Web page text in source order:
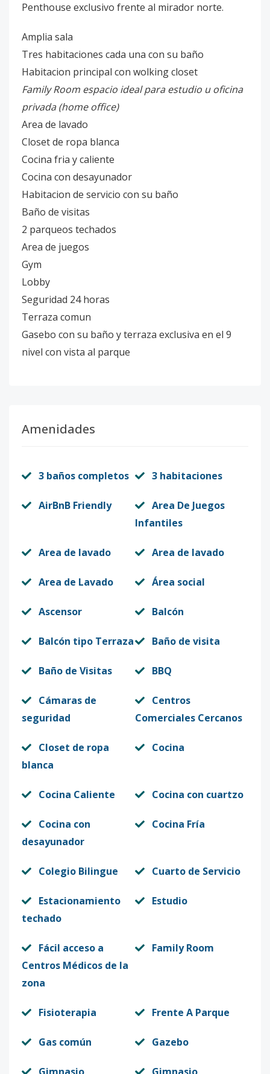
Penthouse exclusivo frente al mirador norte.
Amplia sala
Tres habitaciones cada una con su baño
Habitacion principal con wolking closet
Family Room espacio ideal para estudio u oficina
privada (home office)
Area de lavado
Closet de ropa blanca
Cocina fria y caliente
Cocina con desayunador
Habitacion de servicio con su baño
Baño de visitas
2 parqueos techados
Area de juegos
Gym
Lobby
Seguridad 24 horas
Terraza comun
Gasebo con su baño y terraza exclusiva en el 9
nivel con vista al parque
Amenidades
3 baños completos 3 habitaciones
AirBnB Friendly
Area De Juegos
Infantiles
Area de lavado Area de lavado
Area de Lavado Área social
Ascensor Balcón
Balcón tipo Terraza Baño de visita
Baño de Visitas BBQ
Cámaras de
seguridad
Centros
Comerciales Cercanos
Closet de ropa
blanca
Cocina
Cocina Caliente Cocina con cuartzo
Cocina con
desayunador
Cocina Fría
Colegio Bilingue Cuarto de Servicio
Estacionamiento
techado
Estudio
Fácil acceso a
Centros Médicos de la
zona
Family Room
Fisioterapia Frente A Parque
Gas común Gazebo